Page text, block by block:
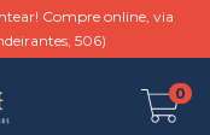
Compre online, via
506)
0